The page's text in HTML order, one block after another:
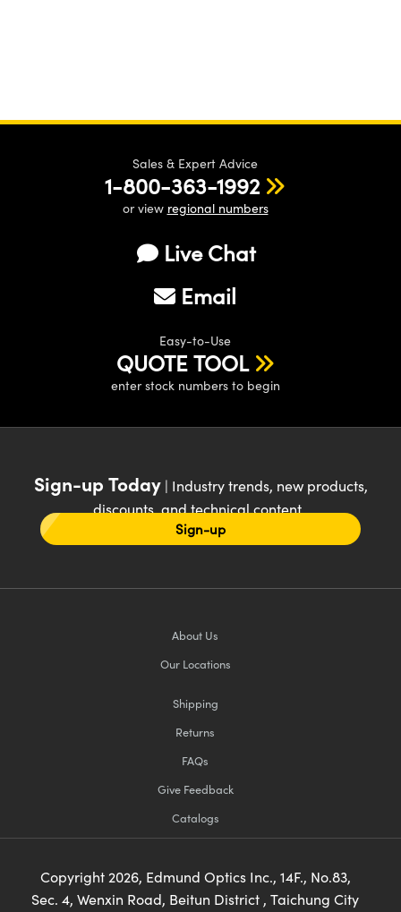
Sales & Expert Advice
1-800-363-1992
or view regional numbers
Live Chat
Email
Easy-to-Use
QUOTE TOOL
enter stock numbers to begin
Sign-up Today| Industry trends, new products,
discounts, and technical content
Sign-up
About Us
Our Locations
Shipping
Returns
FAQs
Give Feedback
Catalogs
Copyright 2026, Edmund Optics Inc., 14F., No.83,
Sec. 4, Wenxin Road, Beitun District , Taichung City